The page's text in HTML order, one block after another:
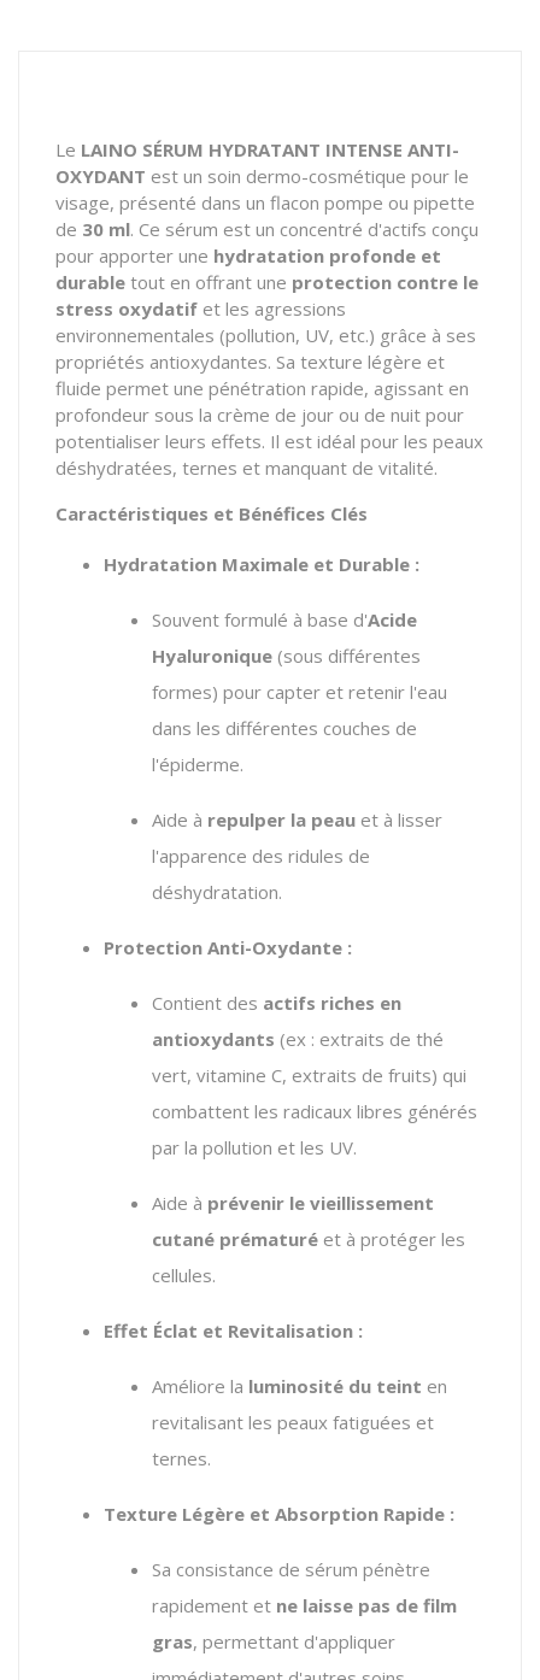
Le LAINO SÉRUM HYDRATANT INTENSE ANTI-
OXYDANT est un soin dermo-cosmétique pour le
visage, présenté dans un flacon pompe ou pipette
de 30 ml. Ce sérum est un concentré d'actifs conçu
pour apporter une hydratation profonde et
durable tout en offrant une protection contre le
stress oxydatif et les agressions
environnementales (pollution, UV, etc.) grâce à ses
propriétés antioxydantes. Sa texture légère et
fluide permet une pénétration rapide, agissant en
profondeur sous la crème de jour ou de nuit pour
potentialiser leurs effets. Il est idéal pour les peaux
déshydratées, ternes et manquant de vitalité.
Caractéristiques et Bénéfices Clés
Hydratation Maximale et Durable :
Souvent formulé à base d'Acide
Hyaluronique (sous différentes
formes) pour capter et retenir l'eau
dans les différentes couches de
l'épiderme.
Aide à repulper la peau et à lisser
l'apparence des ridules de
déshydratation.
Protection Anti-Oxydante :
Contient des actifs riches en
antioxydants (ex : extraits de thé
vert, vitamine C, extraits de fruits) qui
combattent les radicaux libres générés
par la pollution et les UV.
Aide à prévenir le vieillissement
cutané prématuré et à protéger les
cellules.
Effet Éclat et Revitalisation :
Améliore la luminosité du teint en
revitalisant les peaux fatiguées et
ternes.
Texture Légère et Absorption Rapide :
Sa consistance de sérum pénètre
rapidement et ne laisse pas de film
gras, permettant d'appliquer